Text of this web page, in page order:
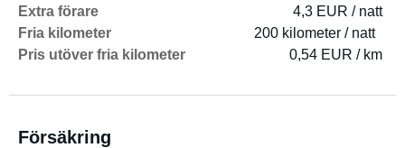
elfönsterhissar och separata fläktar för förare och
framsätespassagerare, tillsammans med den (relativt)
kraftfulla 2,8L dieselmotorn, kompletterar körupplevelsen.
inkluderar bodelsdörren (!) ger aktiv och passiv säkerhet.
Extra förare
4,3 EUR / natt
Fria kilometer
200 kilometer / natt
Pris utöver fria kilometer
0,54 EUR / km
Försäkring